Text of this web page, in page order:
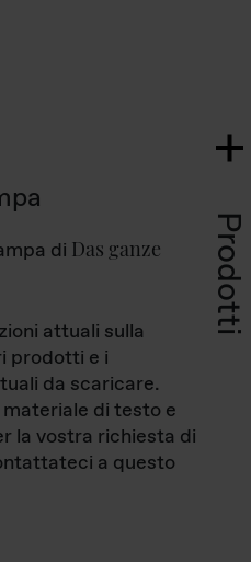
Prodotti
di Das ganze
attuali sulla
prodotti e i
da scaricare.
di testo e
la vostra richiesta di
a questo